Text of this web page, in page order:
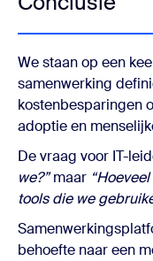
We staan op een
samenwerking
kostenbesparingen
adoptie en
De vraag voor IT-
we?”maar
tools die we
behoefte naar een